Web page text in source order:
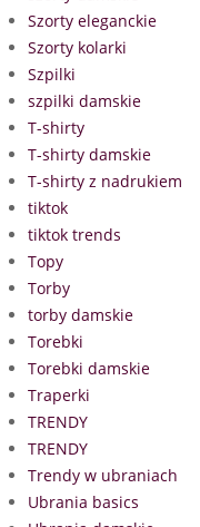
Szorty eleganckie
Szorty kolarki
Szpilki
szpilki damskie
T-shirty
T-shirty damskie
T-shirty z nadrukiem
tiktok
tiktok trends
Topy
Torby
torby damskie
Torebki
Torebki damskie
Traperki
TRENDY
TRENDY
Trendy w ubraniach
Ubrania basics